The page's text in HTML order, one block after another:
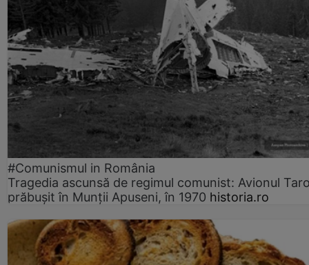
#Comunismul in România
Tragedia ascunsă de regimul comunist: Avionul
prăbușit în Munții Apuseni, în 1970 historia.ro